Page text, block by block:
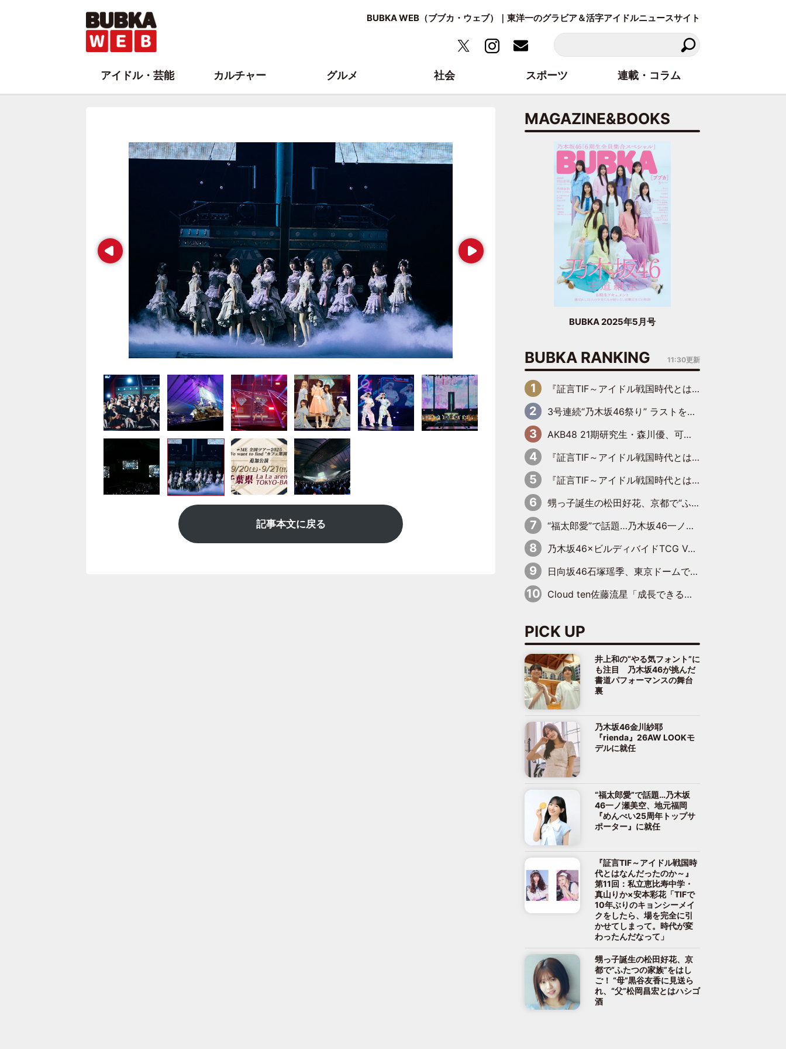
BUBKA WEB（ブブカ・ウェブ）｜東洋一のグラビア＆活字アイドルニュースサイト
Prev Next
記事本文に戻る
MAGAZINE&BOOKS
BUBKA 2025年5月号
BUBKA RANKING 11:30更新
『証言TIF～アイドル戦国時代とはなんだったのか～』第6回：でんぱ組.inc・古川未鈴×相沢梨紗「『ハロプロやりたかったな』って言ったら、夢眠ねむさんに『てめえはでんぱ組．incなんだよ！』って肩パンされて(笑)」
3号連続“乃木坂46祭り” ラストを飾るのは賀喜遥香…5年ぶりの登場に「5年分大人になった私を見ていただけたら」
AKB48 21期研究生・森川優、可愛さもある大人の女性に
『証言TIF～アイドル戦国時代とはなんだったのか～』第11回：私立恵比寿中学・真山りか×安本彩花「TIFで10年ぶりのキョンシーメイクをしたら、場を完全に引かせてしまって。時代が変わったんだなって」
『証言TIF～アイドル戦国時代とはなんだったのか～』第10回：さくら学院・武藤彩未×飯田らうら「正直、中3で辞めるというのを信じてなくて。そう言われてはいたけど、嘘でしょって」
甥っ子誕生の松田好花、京都で“ふたつの家族”をはしご！ “母”黒谷友香に見送られ、“父”松岡昌宏とはハシゴ酒
“福太郎愛”で話題…乃木坂46一ノ瀬美空、地元福岡『めんべい25周年トップサポーター』に就任
乃木坂46×ビルディバイドTCG Vol.2公開 賀喜遥香＆田村真佑が『京まふ』ステージに登壇
日向坂46石塚瑶季、東京ドームで“観戦バレ”！ ナイツ・塙も認めた「巨人に詳しすぎるアイドル」は元VENUSスクール生で杉内コーチ推し⁉
Cloud ten佐藤流星「成長できる余地がたくさん」、本田高優「何度見ても飽きない公演に」
PICK UP
井上和の“やる気フォント”に
も注目 乃木坂46が挑んだ
書道パフォーマンスの舞台
裏
乃木坂46金川紗耶
『rienda』26AW LOOKモ
デルに就任
“福太郎愛”で話題…乃木坂
46一ノ瀬美空、地元福岡
『めんべい25周年トップサ
ポーター』に就任
『証言TIF～アイドル戦国時
代とはなんだったのか～』
第11回：私立恵比寿中学・
真山りか×安本彩花「TIFで
10年ぶりのキョンシーメイ
クをしたら、場を完全に引
かせてしまって。時代が変
わったんだなって」
甥っ子誕生の松田好花、京
都で“ふたつの家族”をはし
ご！ “母”黒谷友香に見送ら
れ、“父”松岡昌宏とはハシゴ
酒
アイドル・芸能 カルチャー グルメ 社会 スポーツ 連載・コラム